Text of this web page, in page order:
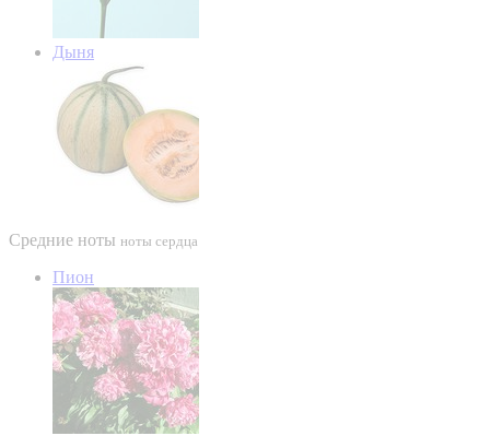
Дыня
Средние ноты ноты сердца
Пион